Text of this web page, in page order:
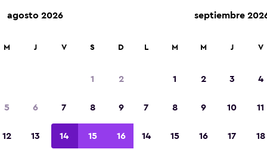
en más de 70 000 ubicaciones con momondo.
y tendencias de los
en Aeropuerto Burbank
agosto 2026
M J V S D
1 2
5 6 7 8 9
12 13 14 15 16
septiembre
L M M J V
1 2 3 4
7 8 9 10 11
14 15 16 17 18